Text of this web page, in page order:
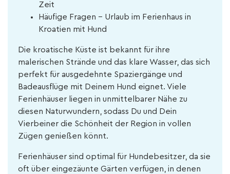
Zeit
Häufige Fragen - Urlaub im Ferienhaus in
Kroatien mit Hund
Die kroatische Küste ist bekannt für ihre
malerischen Strände und das klare Wasser, das sich
perfekt für ausgedehnte Spaziergänge und
Badeausflüge mit Deinem Hund eignet. Viele
Ferienhäuser liegen in unmittelbarer Nähe zu
diesen Naturwundern, sodass Du und Dein
Vierbeiner die Schönheit der Region in vollen
Zügen genießen könnt.
Ferienhäuser sind optimal für Hundebesitzer, da sie
oft über eingezäunte Gärten verfügen, in denen